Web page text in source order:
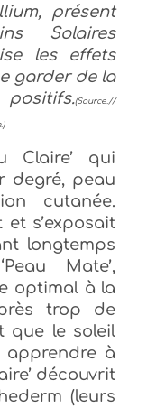
présent
Solaires
les effets
garder de la
(Source.//
Claire’ qui
degré, peau
cutanée.
s’exposait
longtemps
Mate’,
optimal à la
trop de
que le soleil
apprendre à
découvrit
(leurs